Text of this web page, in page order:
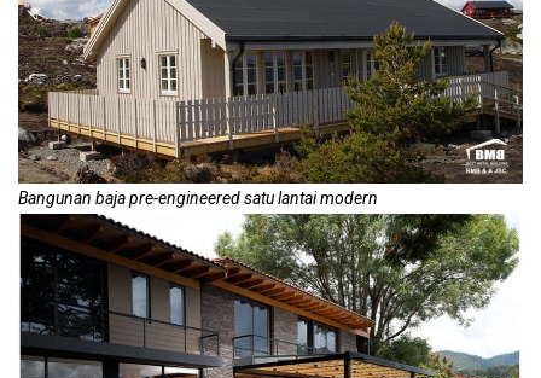
Bangunan baja pre-engineered satu lantai modern